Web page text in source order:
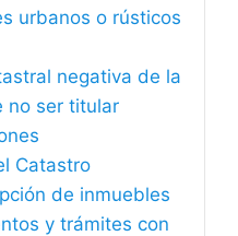
urbanos o rústicos
negativa de la
no ser titular
Catastro
de inmuebles
y trámites con